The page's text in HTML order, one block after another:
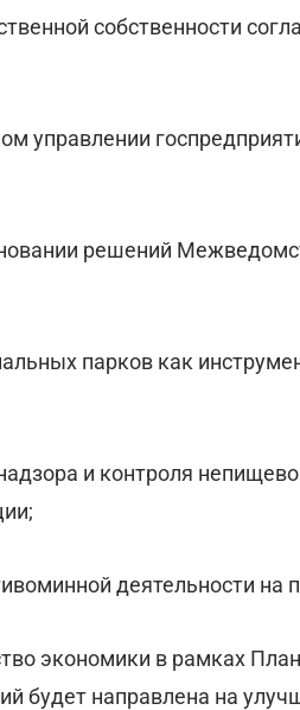
собственности
управлении
решений
парков как
и контроля
деятельности на
экономики в рамках
будет направлена на